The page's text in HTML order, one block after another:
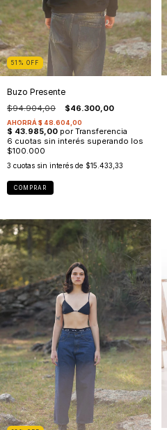
51 % OFF
Buzo Presente
$94.904,00 $46.300,00
3 cuotas sin interés de $15.433,33
COMPRAR